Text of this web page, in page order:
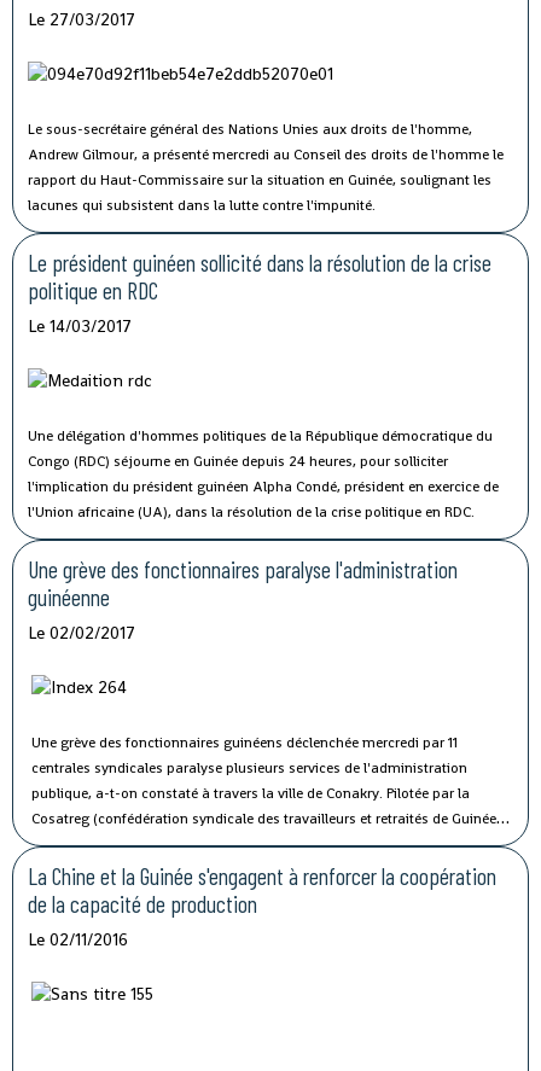
Le 27/03/2017
Le sous-secrétaire général des Nations Unies aux droits de l'homme,
Andrew Gilmour, a présenté mercredi au Conseil des droits de l'homme le
rapport du Haut-Commissaire sur la situation en Guinée, soulignant les
lacunes qui subsistent dans la lutte contre l'impunité.
Le président guinéen sollicité dans la résolution de la crise
politique en RDC
Le 14/03/2017
Une délégation d'hommes politiques de la République démocratique du
Congo (RDC) séjourne en Guinée depuis 24 heures, pour solliciter
l'implication du président guinéen Alpha Condé, président en exercice de
l'Union africaine (UA), dans la résolution de la crise politique en RDC.
Une grève des fonctionnaires paralyse l'administration
guinéenne
Le 02/02/2017
Une grève des fonctionnaires guinéens déclenchée mercredi par 11
centrales syndicales paralyse plusieurs services de l'administration
publique, a-t-on constaté à travers la ville de Conakry. Pilotée par la
Cosatreg (confédération syndicale des travailleurs et retraités de Guinée)
et 10 centrales syndicales, la grève générale d'avertissement de 7 jours
vise à protester contre les mauvaises conditions de vie et de travail des
fonctionnaires du secteur public.
La Chine et la Guinée s'engagent à renforcer la coopération
de la capacité de production
Le 02/11/2016